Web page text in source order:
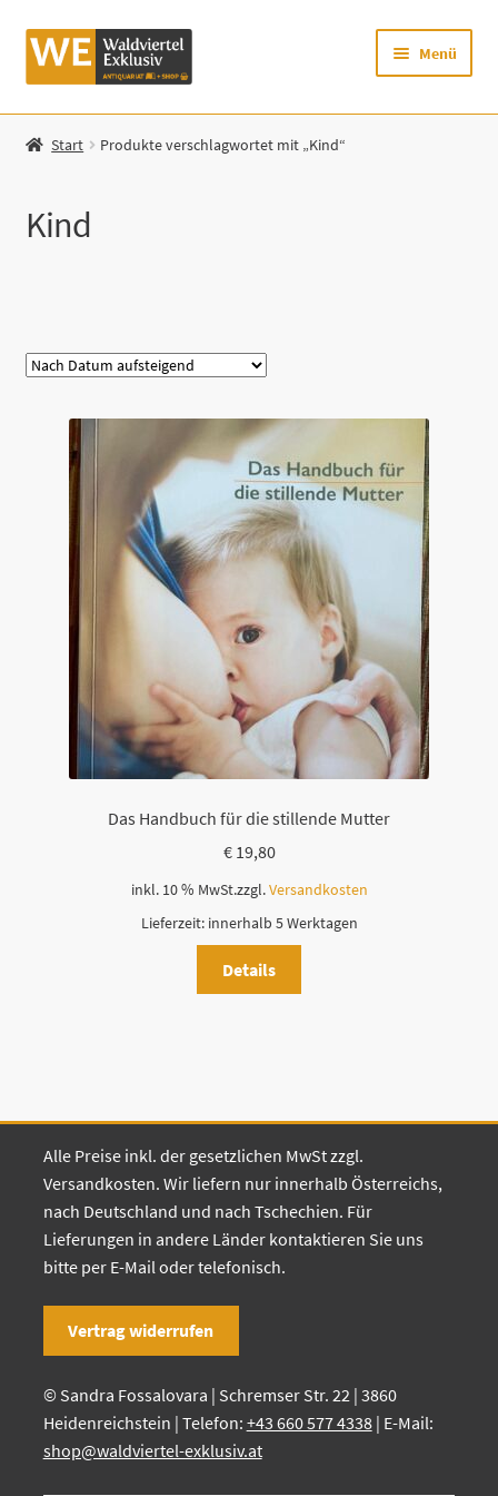
Zur
Navigation
Zum
Inhalt
Menü
Startseite
Mein Konto
Zur Waldviertel Exklusiv-Website
Start Produkte verschlagwortet mit „Kind“
Kind
Das Handbuch für die stillende Mutter
€19,80
inkl. 10 % MwSt.zzgl.Versandkosten
Lieferzeit: innerhalb 5 Werktagen
Details
Alle Preise inkl. der gesetzlichen MwSt zzgl.
Versandkosten. Wir liefern nur innerhalb Österreichs,
nach Deutschland und nach Tschechien. Für
Lieferungen in andere Länder kontaktieren Sie uns
bitte per E-Mail oder telefonisch.
Vertrag widerrufen
© Sandra Fossalovara | Schremser Str. 22 | 3860
Heidenreichstein | Telefon: +43 660 577 4338| E-Mail:
shop@waldviertel-exklusiv.at